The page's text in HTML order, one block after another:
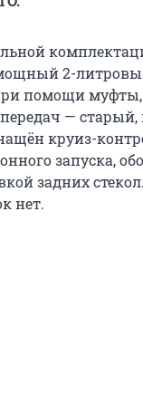
2-
помощи
—
круиз-
запуска,
задних
нет.